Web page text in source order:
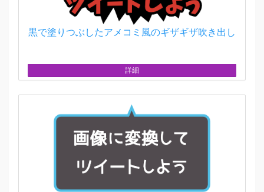
黒で塗りつぶしたアメコミ風のギザギザ吹き出し
詳細